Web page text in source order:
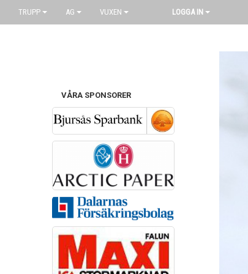
TRUPP AG VUXEN LOGGA IN
VÅRA SPONSORER